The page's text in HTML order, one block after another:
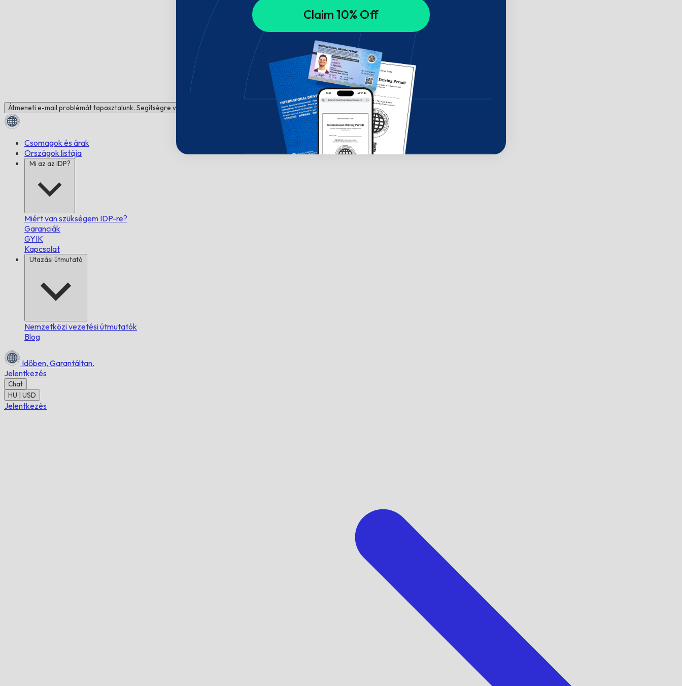
Átmeneti e-mail problémát tapasztalunk. Segítségre van szüksége? Beszéljen velünk csevegésben!
Csomagok és árak
Országok listája
Mi az az IDP?
Miért van szükségem IDP-re?
Garanciák
GYIK
Kapcsolat
Utazási útmutató
Nemzetközi vezetési útmutatók
Blog
Időben, Garantáltan.
Jelentkezés
Chat
HU | USD
Jelentkezés
Claim 10% Off